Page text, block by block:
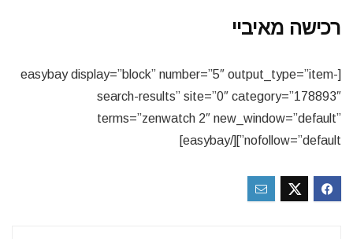
רכישה מאיביי
[easybay display=”block” number=”5″ output_type=”item-
search-results” site=”0″ category=”178893″
terms=”zenwatch 2″ new_window=”default”
nofollow=”default”][/easybay]